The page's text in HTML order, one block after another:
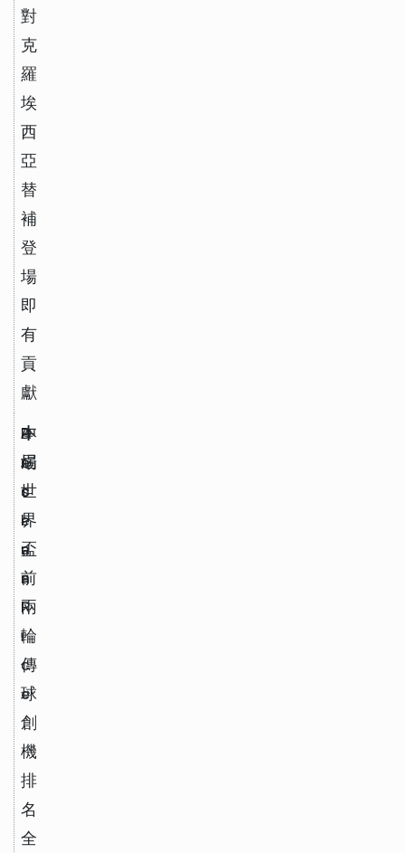
對
克
羅
埃
西
亞
替
補
登
場
即
有
貢
獻
D
e
c
l
a
n
R
i
c
e
中
場
A
r
s
e
n
a
l
本
屆
世
界
盃
前
兩
輪
傳
球
創
機
排
名
全